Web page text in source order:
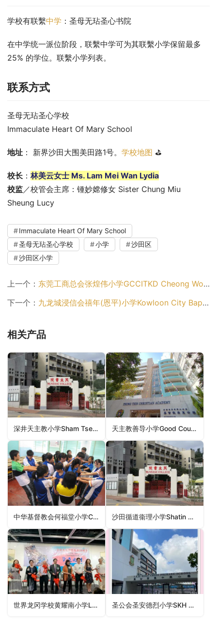
学校有联繫中学 ：圣母无玷圣心书院
在中学统一派位阶段，联繫中学可为其联繫小学保留最多
25% 的学位。联繫小学列表。
联系方式
圣母无玷圣心学校
Immaculate Heart Of Mary School
地址 ： 新界沙田大围美田路1号。 学校地图 ⛳
校长 ：林美云女士 Ms. Lam Mei Wan Lydia
校监／校管会主席：锺妙嫦修女 Sister Chung Miu
Sheung Lucy
Immaculate Heart Of Mary School
圣母无玷圣心学校
小学
沙田区
沙田区小学
上一个： 东莞工商总会张煌伟小学GCCITKD Cheong Wong Wai Primary School（沙田区小学）
下一个： 九龙城浸信会禧年(恩平)小学Kowloon City Baptist Church Hay Nien (Yan Ping) Primary School（沙田区小学）
相关产品
深井天主教小学Sham Tseng Catholic Primary School（荃湾区小学） 天主教善导小学Good Counsel Catholic Primary School（深水埗区小学）
中华基督教会何福堂小学CCC Hoh Fuk Tong Primary School（屯门区小学） 沙田循道衞理小学Shatin Methodist Primary School（沙田区小学）
世界龙冈学校黄耀南小学LKWFSL Wong Yiu Nam Primary School（沙田区小学） 圣公会圣安德烈小学SKH St. Andrew’s Primary School（深水埗区小学）